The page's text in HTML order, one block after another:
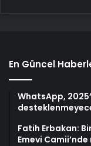
En Güncel
WhatsApp,
Fatih Erbakan:
Emevi Camii’nde